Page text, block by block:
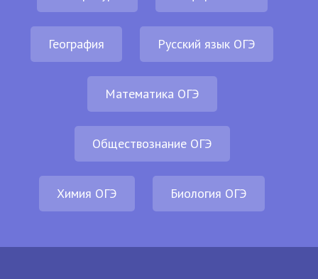
География Русский язык ОГЭ
Математика ОГЭ
Обществознание ОГЭ
Химия ОГЭ Биология ОГЭ